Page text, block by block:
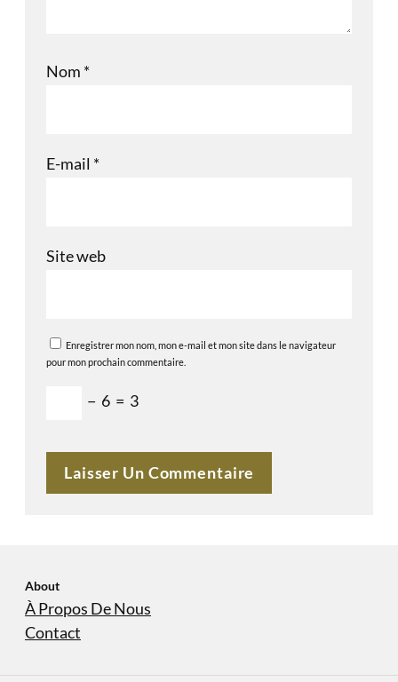
Nom *
E-mail *
Site web
Enregistrer mon nom, mon e-mail et mon site dans le navigateur
pour mon prochain commentaire.
− 6 = 3
About
À Propos De Nous
Contact